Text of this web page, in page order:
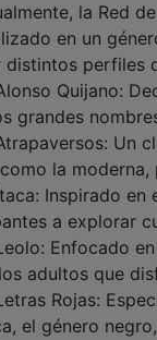
la Red de
en un
distintos perfiles
Quijano:
grandes
Un
la
Inspirado en
a explorar
Enfocado
adultos que
Rojas:
el género